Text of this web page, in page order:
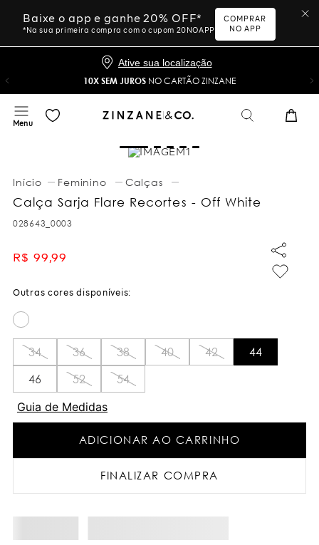
Baixe o app e ganhe 20% OFF*
*Na sua primeira compra com o cupom 20NOAPP
COMPRAR
NO APP
Ative sua localização
10X SEM JUROS NO CARTÃO ZINZANE
Feminino Calças
Calça Sarja Flare Recortes - Off White
028643_0003
R$ 99,99
34 36 38 40 42
44
46
52
54
Guia de Medidas
ADICIONAR AO CARRINHO
FINALIZAR COMPRA